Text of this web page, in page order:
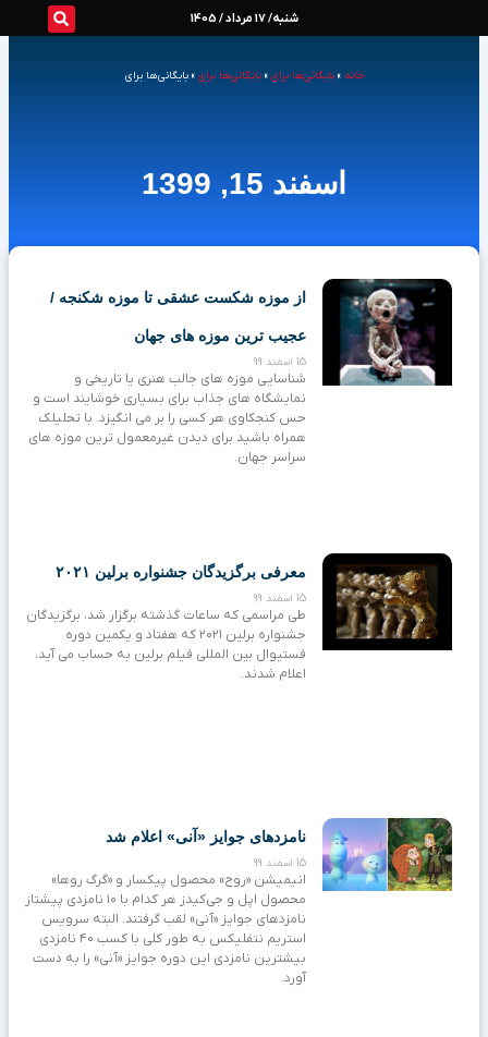
شنبه/ 17 مرداد / 1405
خانه »بایگانی‌ها برای »بایگانی‌ها برای »بایگانی‌ها برای
اسفند 15, 1399
از موزه شکست عشقی تا موزه شکنجه /
عجیب‌ ترین موزه‌ های جهان
15 اسفند 99
شناسایی موزه های جالب هنری یا تاریخی و
نمایشگاه های جذاب برای بسیاری خوشایند است و
حس کنجکاوی هر کسی را بر می انگیزد. با تحلیلک
همراه باشید برای دیدن غیرمعمول ترین موزه های
سراسر جهان.
معرفی برگزیدگان جشنواره برلین ۲۰۲۱
15 اسفند 99
طی مراسمی که ساعات گذشته برگزار شد، برگزیدگان
جشنواره برلین ۲۰۲۱ که هفتاد و یکمین دوره
فستیوال بین المللی فیلم برلین به حساب می آید،
اعلام شدند.
نامزدهای جوایز «آنی» اعلام شد
15 اسفند 99
انیمیشن «روح» محصول پیکسار و «گرگ روها»
محصول اپل و جی‌کیدز هر کدام با ۱۰ نامزدی پیشتاز
نامزدهای جوایز «آنی» لقب گرفتند. البته سرویس
استریم نتفلیکس به طور کلی با کسب ۴۰ نامزدی
بیشترین نامزدی این دوره جوایز «آنی» را به دست
آورد.